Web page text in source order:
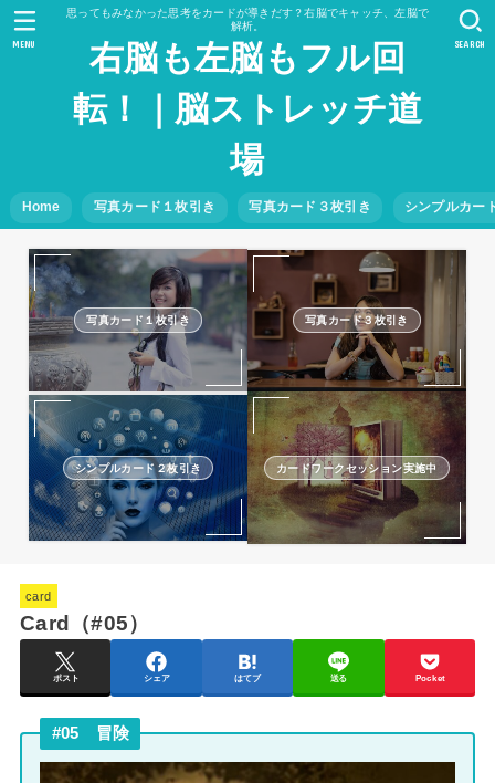
思ってもみなかった思考をカードが導きだす？右脳でキャッチ、左脳で
解析。
右脳も左脳もフル回
転！｜脳ストレッチ道
場
Home 写真カード１枚引き 写真カード３枚引き シンプルカー
SEARCH
MENU
写真カード１枚引き 写真カード３枚引き
シンプルカード２枚引き カードワークセッション実施中
card
Card（#05）
ポスト シェア はてブ 送る Pocket
#05 冒険